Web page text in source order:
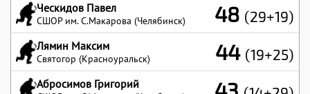
Ческидов Павел
СШОР им. С.Макарова (Челябинск) 48 (29+19)
Лямин Максим
Святогор (Красноуральск) 44 (19+25)
Абросимов Григорий